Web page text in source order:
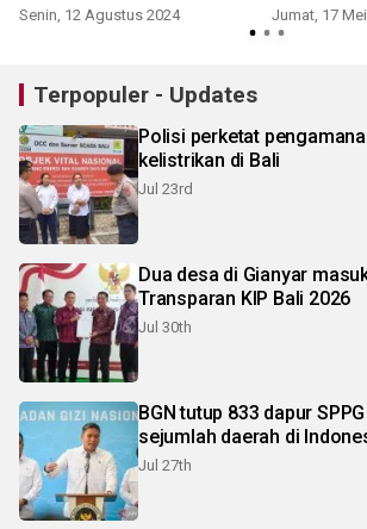
Senin, 12 Agustus 2024 Jumat, 17
Terpopuler - Updates
Polisi perketat
kelistrikan di Bali
Jul 23rd
Dua desa di Gianyar
Transparan KIP Bali 2026
Jul 30th
BGN tutup 833 dapur
sejumlah daerah di
Jul 27th